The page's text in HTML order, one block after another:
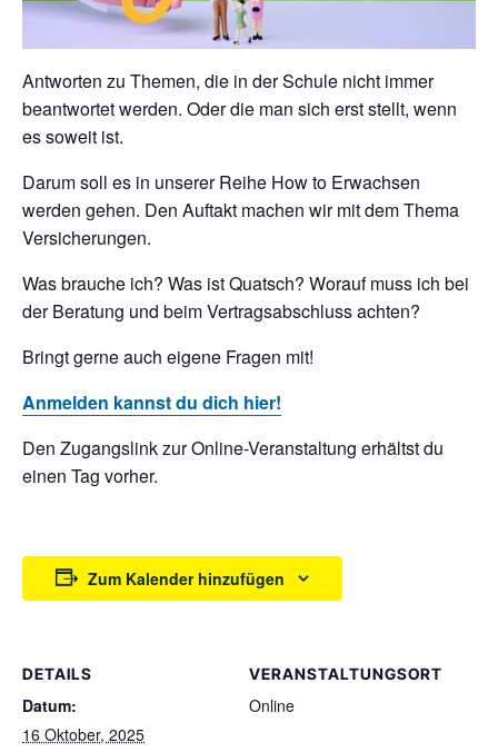
Antworten zu Themen, die in der Schule nicht immer
beantwortet werden. Oder die man sich erst stellt, wenn
es soweit ist.
Darum soll es in unserer Reihe How to Erwachsen
werden gehen. Den Auftakt machen wir mit dem Thema
Versicherungen.
Was brauche ich? Was ist Quatsch? Worauf muss ich bei
der Beratung und beim Vertragsabschluss achten?
Bringt gerne auch eigene Fragen mit!
Anmelden kannst du dich hier!
Den Zugangslink zur Online-Veranstaltung erhältst du
einen Tag vorher.
Zum Kalender hinzufügen
DETAILS
Datum:
16 Oktober, 2025
VERANSTALTUNGSORT
Online